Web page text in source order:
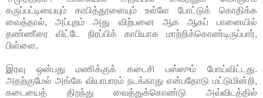
கருப்பட்டியையும் காபித்தூளையும் உள்ளே போட்டுக் கொதிக்க
வைத்தால், அப்புறம் அது விற்பனை ஆக ஆகப் பானையில்
தண்ணீரை விட்டே நிரப்பிக் காபியாக மாற்றிக்கொண்டிருப்பார்,
பிள்ளை.
இரவு ஒன்பது மணிக்குக் கடைசி பஸ்ஸும் போய்விட்டது.
அதற்குமேல் அங்கே வியாபாரம் நடக்காது என்பதோடு மட்டுமின்றி,
கடையைத் திறந்து வைத்துக்கொண்டு அவ்விடத்தில்